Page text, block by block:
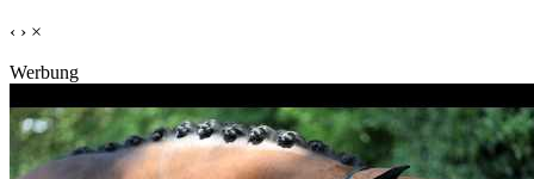
‹ › ×
Werbung